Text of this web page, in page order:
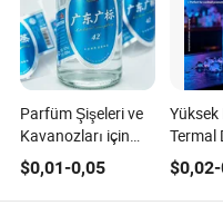
Parfüm Şişeleri ve
Kavanozları için
Özel Yüksek Kalite
Etiketler
$0,01-0,05
Yüksek
Termal
Lojistik
$0,02-